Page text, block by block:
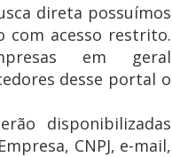
direta possuímos
com acesso restrito.
em geral
desse portal o
disponibilizadas
CNPJ, e-mail,